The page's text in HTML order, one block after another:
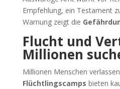
Empfehlung, ein Testament
Warnung zeigt die
Flucht und
Millionen
Millionen Menschen
Flüchtlingscamps bieten